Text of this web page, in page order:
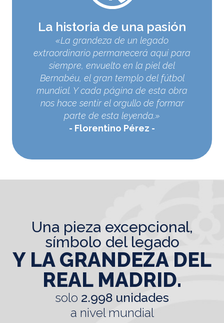
La historia de una pasión
«La grandeza de un legado
extraordinario permanecerá aquí para
siempre, envuelto en la piel del
Bernabéu, el gran templo del fútbol
mundial. Y cada página de esta obra
nos hace sentir el orgullo de formar
parte de esta leyenda.»
Florentino Pérez
una pieza excepcional,
símbolo del legado
Y LA GRANDEZA DEL
REAL MADRID.
solo 2.998 unidades
a nivel mundial